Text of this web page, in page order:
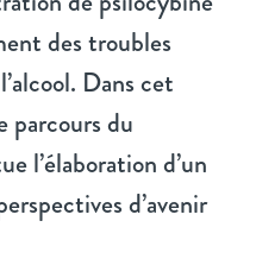
des troubles
Dans cet
parcours du
l’élaboration d’un
d’avenir